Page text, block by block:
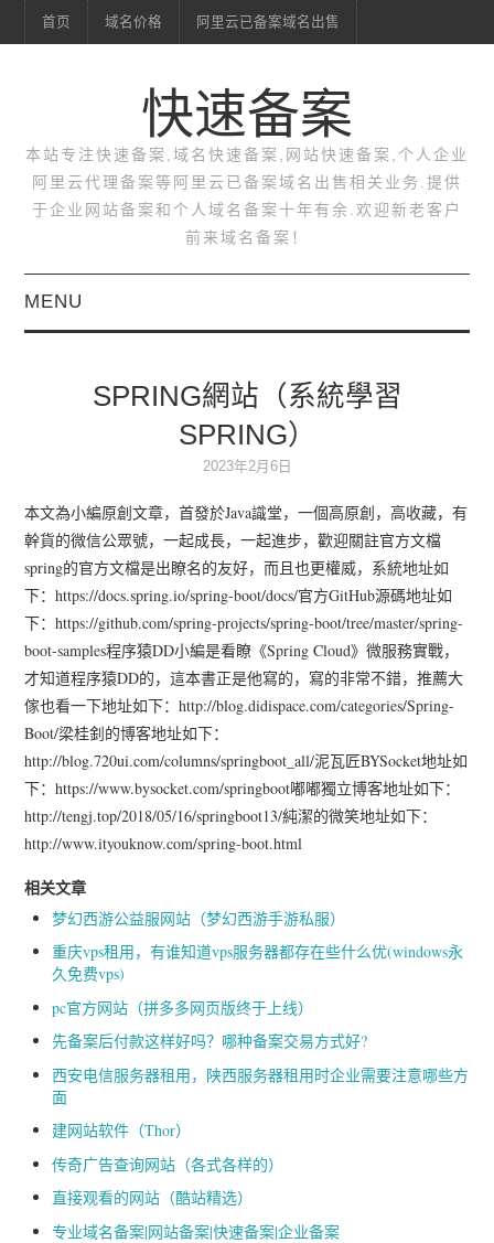
首页 域名价格 阿里云已备案域名出售
快速备案
本站专注快速备案,域名快速备案,网站快速备案,个人企业
阿里云代理备案等阿里云已备案域名出售相关业务.提供
于企业网站备案和个人域名备案十年有余.欢迎新老客户
前来域名备案！
MENU
域名价格
阿里云已备案域名出售
SPRING網站（系統學習
SPRING）
2023年2月6日
本文為小編原創文章，首發於Java識堂，一個高原創，高收藏，有
幹貨的微信公眾號，一起成長，一起進步，歡迎關註官方文檔
spring的官方文檔是出瞭名的友好，而且也更權威，系統地址如
下：https://docs.spring.io/spring-boot/docs/官方GitHub源碼地址如
下：https://github.com/spring-projects/spring-boot/tree/master/spring-
boot-samples程序猿DD小編是看瞭《Spring Cloud》微服務實戰，
才知道程序猿DD的，這本書正是他寫的，寫的非常不錯，推薦大
傢也看一下地址如下：http://blog.didispace.com/categories/Spring-
Boot/梁桂釗的博客地址如下：
http://blog.720ui.com/columns/springboot_all/泥瓦匠BYSocket地址如
下：https://www.bysocket.com/springboot嘟嘟獨立博客地址如下：
http://tengj.top/2018/05/16/springboot13/純潔的微笑地址如下：
http://www.ityouknow.com/spring-boot.html
相关文章
梦幻西游公益服网站（梦幻西游手游私服）
重庆vps租用，有谁知道vps服务器都存在些什么优(windows永
久免费vps)
pc官方网站（拼多多网页版终于上线）
先备案后付款这样好吗？哪种备案交易方式好?
西安电信服务器租用，陕西服务器租用时企业需要注意哪些方
面
建网站软件（Thor）
传奇广告查询网站（各式各样的）
直接观看的网站（酷站精选）
专业域名备案|网站备案|快速备案|企业备案